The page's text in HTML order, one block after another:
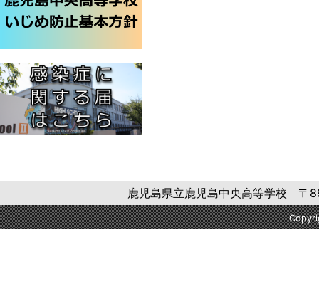
鹿児島県立鹿児島中央高等学校